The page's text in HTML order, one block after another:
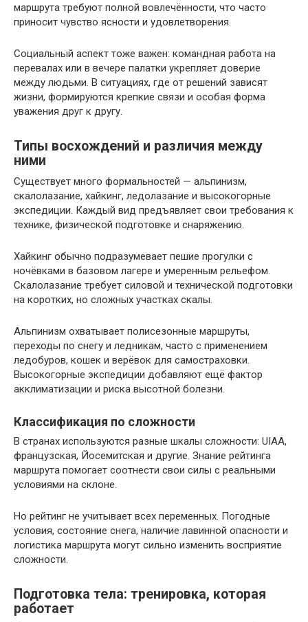
маршрута требуют полной вовлечённости, что часто
приносит чувство ясности и удовлетворения.
Социальный аспект тоже важен: командная работа на
перевалах или в вечере палатки укрепляет доверие
между людьми. В ситуациях, где от решений зависят
жизни, формируются крепкие связи и особая форма
уважения друг к другу.
Типы восхождений и различия между
ними
Существует много формальностей — альпинизм,
скалолазание, хайкинг, ледолазание и высокогорные
экспедиции. Каждый вид предъявляет свои требования к
технике, физической подготовке и снаряжению.
Хайкинг обычно подразумевает пешие прогулки с
ночёвками в базовом лагере и умеренным рельефом.
Скалолазание требует силовой и технической подготовки
на коротких, но сложных участках скалы.
Альпинизм охватывает полисезонные маршруты,
переходы по снегу и ледникам, часто с применением
ледобуров, кошек и верёвок для самостраховки.
Высокогорные экспедиции добавляют ещё фактор
акклиматизации и риска высотной болезни.
Классификация по сложности
В странах используются разные шкалы сложности: UIAA,
французская, Йосемитская и другие. Знание рейтинга
маршрута помогает соотнести свои силы с реальными
условиями на склоне.
Но рейтинг не учитывает всех переменных. Погодные
условия, состояние снега, наличие лавинной опасности и
логистика маршрута могут сильно изменить восприятие
сложности.
Подготовка тела: тренировка, которая
работает